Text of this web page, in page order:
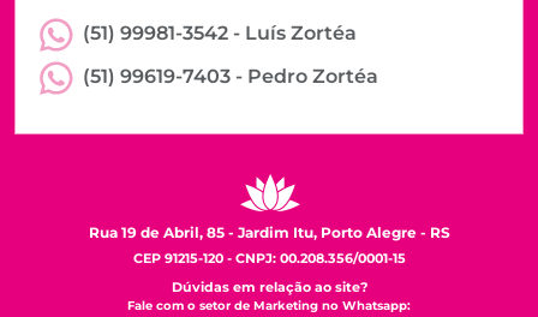
(51) 99981-3542 - Luís Zortéa
(51) 99619-7403 - Pedro Zortéa
Rua 19 de Abril, 85 - Jardim Itu, Porto Alegre - RS
CEP 91215-120 - CNPJ: 00.208.356/0001-15
Dúvidas em relação ao site?
Fale com o setor de Marketing no Whatsapp: